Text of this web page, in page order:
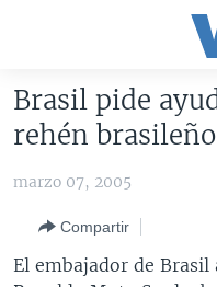
accesibilidad
Salte
Salte
navegador
AMÉRICA DEL NORTE
MÉXICO
HAITÍ
ELECCIONES EEUU
VOTO DIVIDIDO
VOA VERIFICA
VOA VERIFICA UCRANIA/
VOA VERIFICA
AMÉRICA LATINA
ARGENTINA
CHINA EN AMÉRICA LATINA
Brasil pide
rehén
marzo 07, 2005
Compartir
El embajador de Brasil